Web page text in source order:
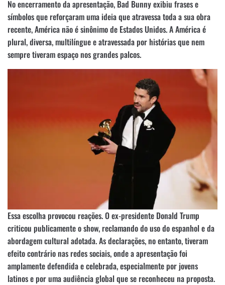
No encerramento da apresentação, Bad Bunny exibiu frases e
símbolos que reforçaram uma ideia que atravessa toda a sua obra
recente, América não é sinônimo de Estados Unidos. A América é
plural, diversa, multilíngue e atravessada por histórias que nem
sempre tiveram espaço nos grandes palcos.
Essa escolha provocou reações. O ex-presidente Donald Trump
criticou publicamente o show, reclamando do uso do espanhol e da
abordagem cultural adotada. As declarações, no entanto, tiveram
efeito contrário nas redes sociais, onde a apresentação foi
amplamente defendida e celebrada, especialmente por jovens
latinos e por uma audiência global que se reconheceu na proposta.